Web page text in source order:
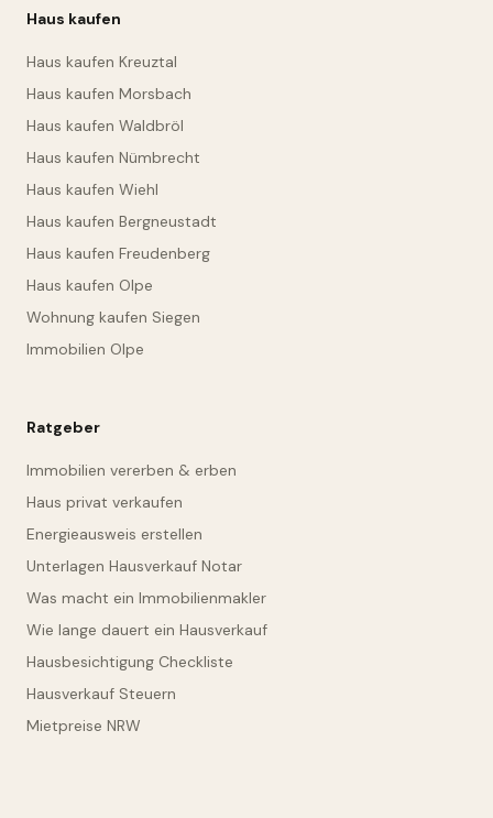
Haus kaufen
Haus kaufen Kreuztal
Haus kaufen Morsbach
Haus kaufen Waldbröl
Haus kaufen Nümbrecht
Haus kaufen Wiehl
Haus kaufen Bergneustadt
Haus kaufen Freudenberg
Haus kaufen Olpe
Wohnung kaufen Siegen
Immobilien Olpe
Ratgeber
Immobilien vererben & erben
Haus privat verkaufen
Energieausweis erstellen
Unterlagen Hausverkauf Notar
Was macht ein Immobilienmakler
Wie lange dauert ein Hausverkauf
Hausbesichtigung Checkliste
Hausverkauf Steuern
Mietpreise NRW